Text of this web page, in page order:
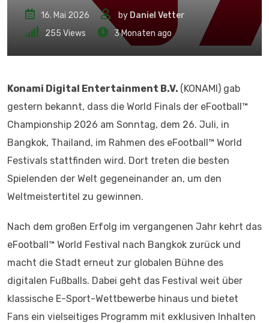
16. Mai 2026 by Daniel Vetter
255 Views 3 Monaten ago
Konami Digital Entertainment B.V. (KONAMI) gab
gestern bekannt, dass die World Finals der eFootball™
Championship 2026 am Sonntag, dem 26. Juli, in
Bangkok, Thailand, im Rahmen des eFootball™ World
Festivals stattfinden wird. Dort treten die besten
Spielenden der Welt gegeneinander an, um den
Weltmeistertitel zu gewinnen.
Nach dem großen Erfolg im vergangenen Jahr kehrt das
eFootball™ World Festival nach Bangkok zurück und
macht die Stadt erneut zur globalen Bühne des
digitalen Fußballs. Dabei geht das Festival weit über
klassische E-Sport-Wettbewerbe hinaus und bietet
Fans ein vielseitiges Programm mit exklusiven Inhalten